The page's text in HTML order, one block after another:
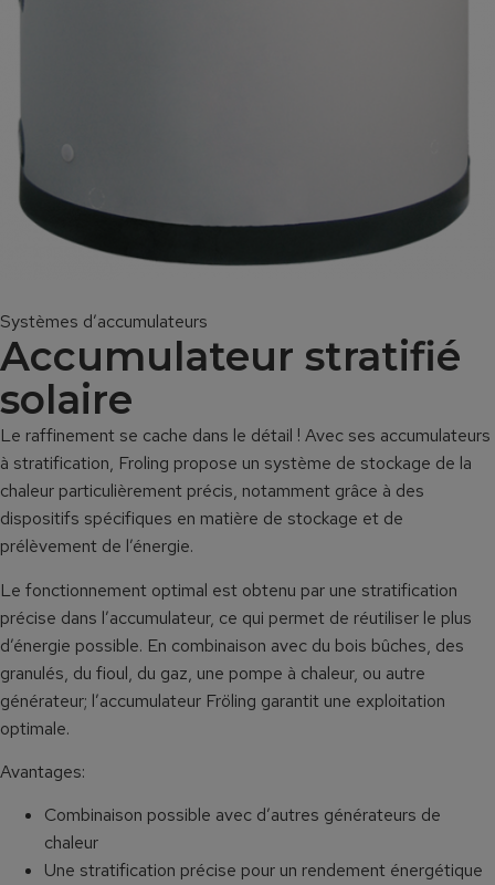
Systèmes d’accumulateurs
Accumulateur stratifié
solaire
Le raffinement se cache dans le détail ! Avec ses accumulateurs
à stratification, Froling propose un système de stockage de la
chaleur particulièrement précis, notamment grâce à des
dispositifs spécifiques en matière de stockage et de
prélèvement de l’énergie.
Le fonctionnement optimal est obtenu par une stratification
précise dans l’accumulateur, ce qui permet de réutiliser le plus
d’énergie possible. En combinaison avec du bois bûches, des
granulés, du fioul, du gaz, une pompe à chaleur, ou autre
générateur; l’accumulateur Fröling garantit une exploitation
optimale.
Avantages:
Combinaison possible avec d’autres générateurs de
chaleur
Une stratification précise pour un rendement énergétique